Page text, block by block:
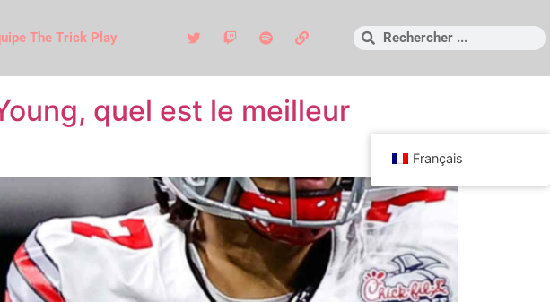
The Trick Play
quel est le meilleur
Français